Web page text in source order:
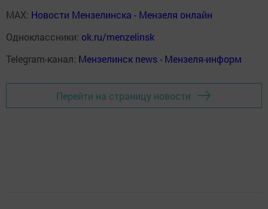
MAX: Новости Мензелинска - Мензеля онлайн
Одноклассники: ok.ru/menzelinsk
Telegram-канал: Мензелинск news - Мензеля-информ
Перейти на страницу новости